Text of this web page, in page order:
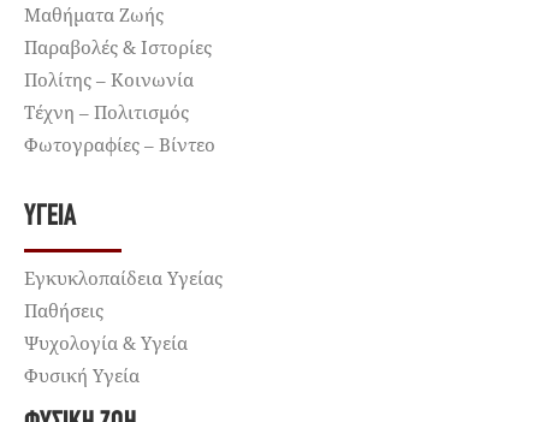
Μαθήματα Ζωής
Παραβολές & Ιστορίες
Πολίτης – Κοινωνία
Τέχνη – Πολιτισμός
Φωτογραφίες – Βίντεο
ΥΓΕΊΑ
Εγκυκλοπαίδεια Υγείας
Παθήσεις
Ψυχολογία & Υγεία
Φυσική Υγεία